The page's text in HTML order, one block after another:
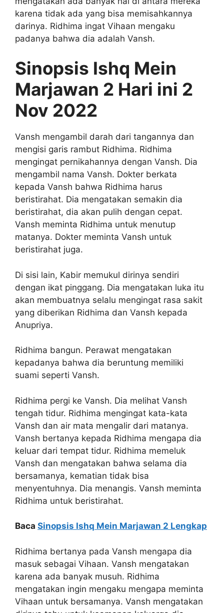
karena tidak ada yang bisa memisahkannya
darinya. Ridhima ingat Vihaan mengaku
padanya bahwa dia adalah Vansh.
Sinopsis Ishq Mein
Marjawan 2 Hari ini 2
Nov 2022
Vansh mengambil darah dari tangannya dan
mengisi garis rambut Ridhima. Ridhima
mengingat pernikahannya dengan Vansh. Dia
mengambil nama Vansh. Dokter berkata
kepada Vansh bahwa Ridhima harus
beristirahat. Dia mengatakan semakin dia
beristirahat, dia akan pulih dengan cepat.
Vansh meminta Ridhima untuk menutup
matanya. Dokter meminta Vansh untuk
beristirahat juga.
Di sisi lain, Kabir memukul dirinya sendiri
dengan ikat pinggang. Dia mengatakan luka itu
akan membuatnya selalu mengingat rasa sakit
yang diberikan Ridhima dan Vansh kepada
Anupriya.
Ridhima bangun. Perawat mengatakan
kepadanya bahwa dia beruntung memiliki
suami seperti Vansh.
Ridhima pergi ke Vansh. Dia melihat Vansh
tengah tidur. Ridhima mengingat kata-kata
Vansh dan air mata mengalir dari matanya.
Vansh bertanya kepada Ridhima mengapa dia
keluar dari tempat tidur. Ridhima memeluk
Vansh dan mengatakan bahwa selama dia
bersamanya, kematian tidak bisa
menyentuhnya. Dia menangis. Vansh meminta
Ridhima untuk beristirahat.
Baca Sinopsis Ishq Mein Marjawan 2 Lengkap
Ridhima bertanya pada Vansh mengapa dia
masuk sebagai Vihaan. Vansh mengatakan
karena ada banyak musuh. Ridhima
mengatakan ingin mengaku mengapa meminta
Vihaan untuk bersamanya. Vansh mengatakan